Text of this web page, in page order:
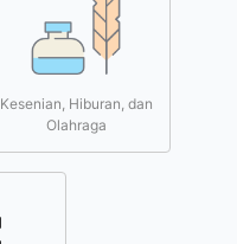
Kesenian, Hiburan, dan
Olahraga